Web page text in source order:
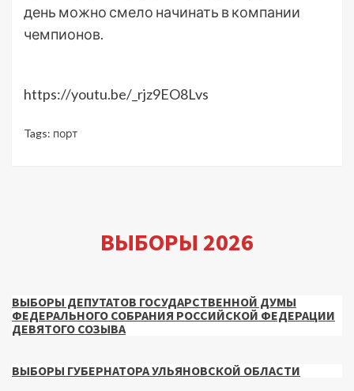
день можно смело начинать в компании
чемпионов.
https://youtu.be/_rjz9EO8Lvs
Tags: порт
ВЫБОРЫ 2026
ВЫБОРЫ ДЕПУТАТОВ ГОСУДАРСТВЕННОЙ ДУМЫ
ФЕДЕРАЛЬНОГО СОБРАНИЯ РОССИЙСКОЙ ФЕДЕРАЦИИ
ДЕВЯТОГО СОЗЫВА
ВЫБОРЫ ГУБЕРНАТОРА УЛЬЯНОВСКОЙ ОБЛАСТИ